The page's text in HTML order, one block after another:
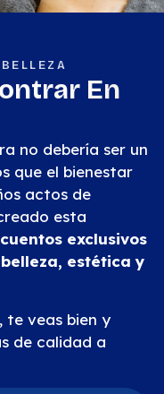
En
no debería ser un
que el bienestar
actos de
esta
exclusivos
estética y
te veas bien y
de calidad a